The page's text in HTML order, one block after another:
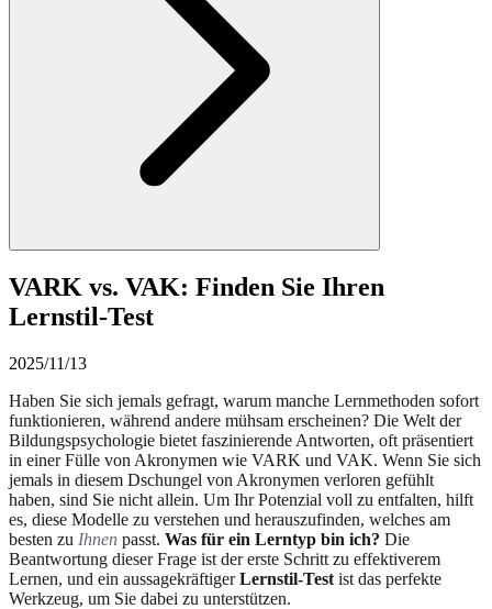
VARK vs. VAK: Finden Sie Ihren
Lernstil-Test
2025/11/13
Haben Sie sich jemals gefragt, warum manche Lernmethoden sofort
funktionieren, während andere mühsam erscheinen? Die Welt der
Bildungspsychologie bietet faszinierende Antworten, oft präsentiert
in einer Fülle von Akronymen wie VARK und VAK. Wenn Sie sich
jemals in diesem Dschungel von Akronymen verloren gefühlt
haben, sind Sie nicht allein. Um Ihr Potenzial voll zu entfalten, hilft
es, diese Modelle zu verstehen und herauszufinden, welches am
besten zu Ihnen passt. Was für ein Lerntyp bin ich? Die
Beantwortung dieser Frage ist der erste Schritt zu effektiverem
Lernen, und ein aussagekräftigerLernstil-Test ist das perfekte
Werkzeug, um Sie dabei zu unterstützen.